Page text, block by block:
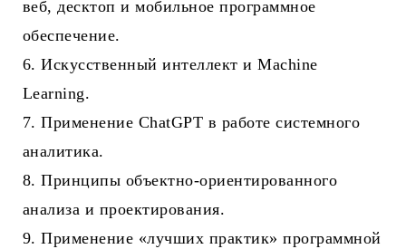
веб, десктоп и мобильное программное
обеспечение.
6. Искусственный интеллект и Machine
Learning.
7. Применение ChatGPT в работе системного
аналитика.
8. Принципы объектно-ориентированного
анализа и проектирования.
9. Применение «лучших практик» программной